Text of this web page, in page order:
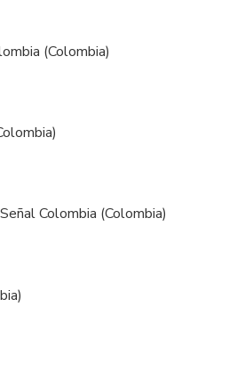
(Colombia)
Colombia (Colombia)